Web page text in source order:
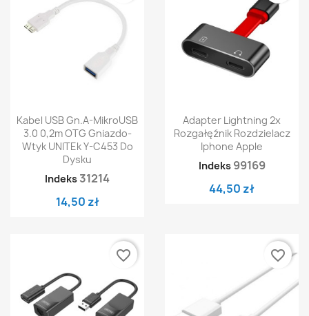
Kabel USB Gn.A-MikroUSB
3.0 0,2m OTG Gniazdo-
Wtyk UNITEk Y-C453 Do
Dysku
Indeks 31214
14,50 zł
Adapter Lightning 2x
Rozgałęźnik Rozdzielacz
Iphone Apple
Indeks 99169
44,50 zł
favorite_border favorite_border